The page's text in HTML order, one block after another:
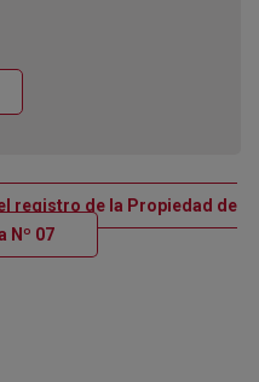
registro de la Propiedad de
Nº 07Ventana nueva